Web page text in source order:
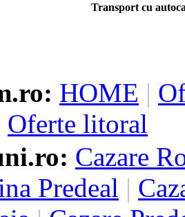
Transport cu
HOME |
Oferte litoral
Cazare
Predeal |